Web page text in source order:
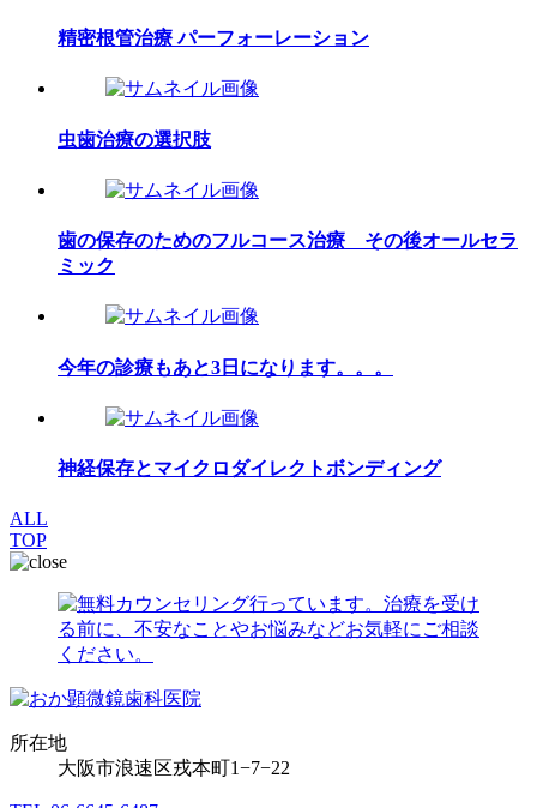
精密根管治療 パーフォーレーション
虫歯治療の選択肢
歯の保存のためのフルコース治療 その後オールセラ
ミック
今年の診療もあと3日になります。。。
神経保存とマイクロダイレクトボンディング
ALL
TOP
所在地
大阪市浪速区戎本町1−7−22